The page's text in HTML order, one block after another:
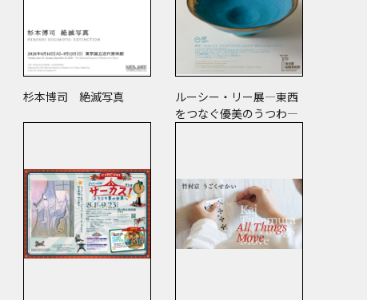
杉本博司 絶滅写真
ルーシー・リー展―東西
をつなぐ優美のうつわ―